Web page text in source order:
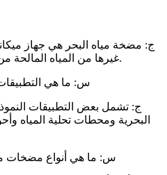
ج: مضخة مياه البحر هي جهاز
غيرها من المياه المالحة من مكان إلى آخر لأغراض مختلفة.
س: ما هي
ج: تشمل بعض التطبيقات
البحرية ومحطات تحلية المياه
س: ما هي أنواع مضخات